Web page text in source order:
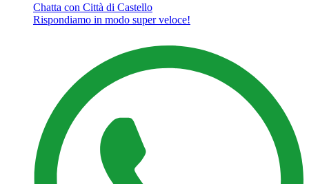
Chatta con Città di Castello
Rispondiamo in modo super veloce!